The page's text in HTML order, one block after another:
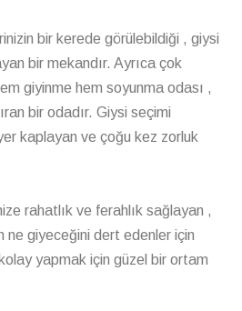
bir kerede görülebildiği , giysi
bir mekandır. Ayrıca çok
giyinme hem soyunma odası ,
bir odadır. Giysi seçimi
kaplayan ve çoğu kez zorluk
rahatlık ve ferahlık sağlayan ,
ne giyeceğini dert edenler için
yapmak için güzel bir ortam